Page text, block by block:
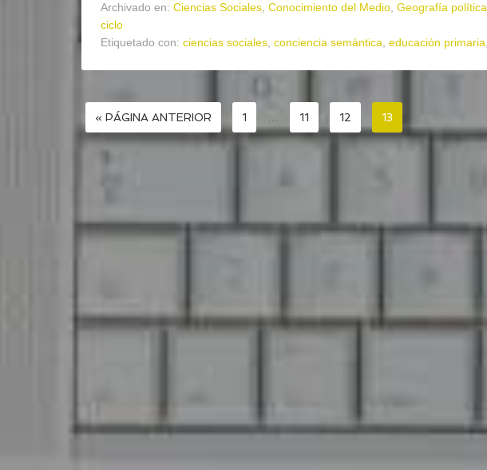
Archivado en: Ciencias Sociales Conocimiento del Medio Geografía política
ciclo
Etiquetado con: ciencias sociales conciencia semántica educación primaria
« PÁGINA ANTERIOR 1 11 12 13